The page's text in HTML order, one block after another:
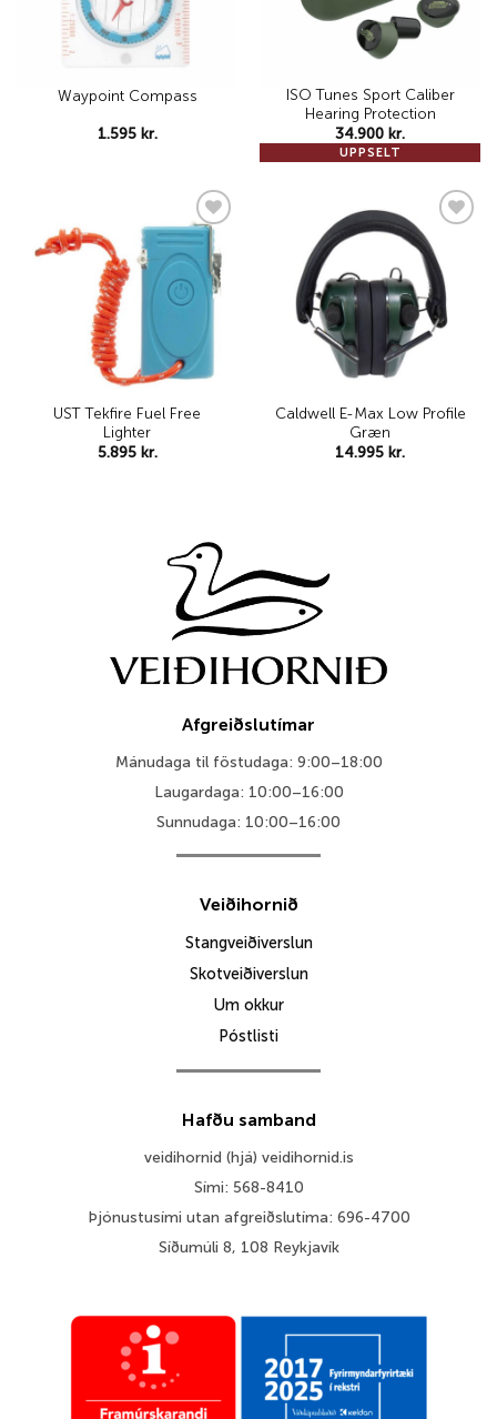
Waypoint Compass
1.595 kr.
UPPSELT
ISO Tunes Sport Caliber
Hearing Protection
34.900 kr.
Add to
wishlist
UST Tekfire Fuel Free
Lighter
5.895 kr.
Add to
wishlist
Caldwell E-Max Low Profile
Græn
14.995 kr.
Afgreiðslutímar
Mánudaga til föstudaga: 9:00–18:00
Laugardaga: 10:00–16:00
Sunnudaga: 10:00–16:00
Veiðihornið
Stangveiðiverslun
Skotveiðiverslun
Um okkur
Póstlisti
Hafðu samband
veidihornid (hjá) veidihornid.is
Sími: 568-8410
Þjónustusími utan afgreiðslutíma: 696-4700
Síðumúli 8, 108 Reykjavík